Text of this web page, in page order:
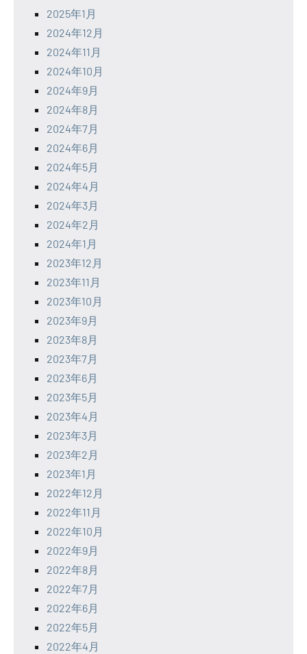
2025年1月
2024年12月
2024年11月
2024年10月
2024年9月
2024年8月
2024年7月
2024年6月
2024年5月
2024年4月
2024年3月
2024年2月
2024年1月
2023年12月
2023年11月
2023年10月
2023年9月
2023年8月
2023年7月
2023年6月
2023年5月
2023年4月
2023年3月
2023年2月
2023年1月
2022年12月
2022年11月
2022年10月
2022年9月
2022年8月
2022年7月
2022年6月
2022年5月
2022年4月